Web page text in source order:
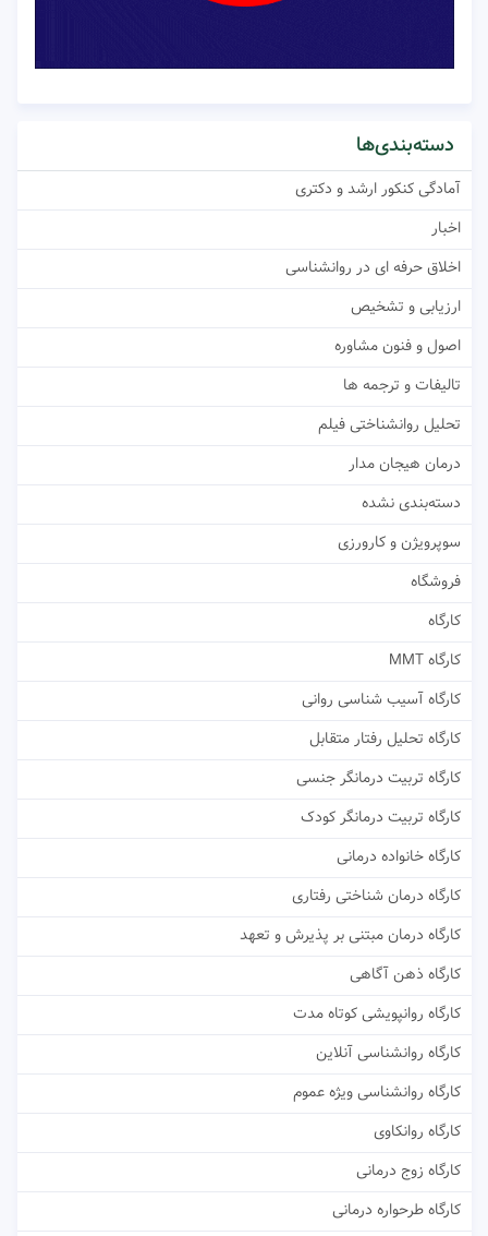
دسته‌بندی‌ها
آمادگی کنکور ارشد و دکتری
اخبار
اخلاق حرفه ای در روانشناسی
ارزیابی و تشخیص
اصول و فنون مشاوره
تالیفات و ترجمه ها
تحلیل روانشناختی فیلم
درمان هیجان مدار
دسته‌بندی نشده
سوپرویژن و کارورزی
فروشگاه
کارگاه
کارگاه MMT
کارگاه آسیب شناسی روانی
کارگاه تحلیل رفتار متقابل
کارگاه تربیت درمانگر جنسی
کارگاه تربیت درمانگر کودک
کارگاه خانواده درمانی
کارگاه درمان شناختی رفتاری
کارگاه درمان مبتنی بر پذیرش و تعهد
کارگاه ذهن آگاهی
کارگاه روانپویشی کوتاه مدت
کارگاه روانشناسی آنلاین
کارگاه روانشناسی ویژه عموم
کارگاه روانکاوی
کارگاه زوج درمانی
کارگاه طرحواره درمانی